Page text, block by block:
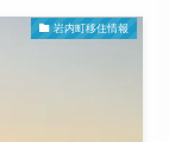
岩内町移住情報